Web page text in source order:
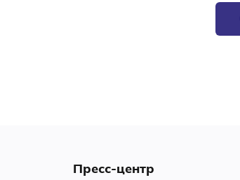
Пресс-центр